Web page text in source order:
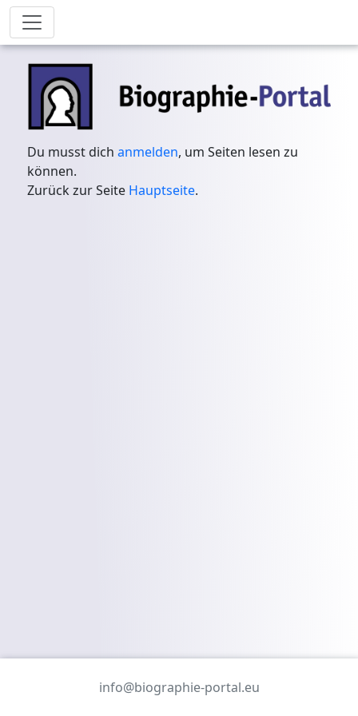
Du musst dichanmelden, um Seiten lesen zu
können.
Zurück zur Seite Hauptseite.
info@biographie-portal.eu